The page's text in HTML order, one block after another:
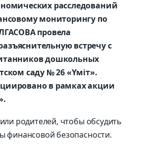
расследований
мониторингу по
провела
встречу с
дошкольных
саду № 26 «Үміт».
в рамках акции
родителей, чтобы обсудить
финансовой безопасности.